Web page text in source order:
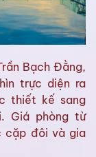
Bạch Đằng,
trực diện ra
thiết kế sang
Giá phòng từ
cặp đôi và gia